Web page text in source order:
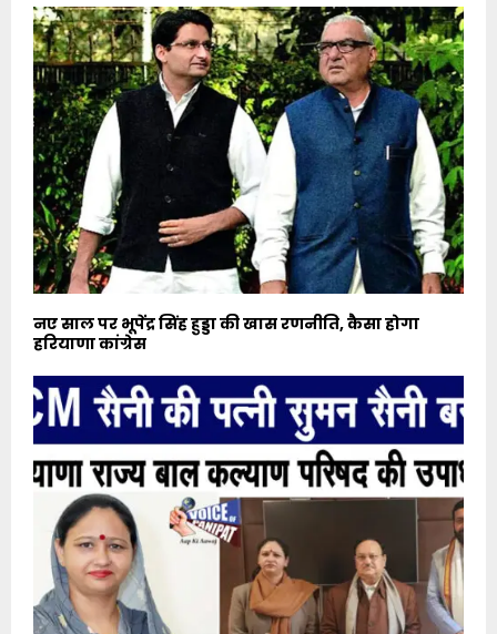
नए साल पर भूपेंद्र सिंह हुड्डा की खास रणनीति, कैसा होगा
हरियाणा कांग्रेस